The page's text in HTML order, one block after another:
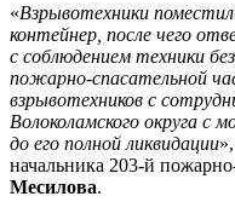
«Взрывотехники
контейнер, после чего
с соблюдением техники
пожарно-спасательной
взрывотехников с
Волоколамского округа с
до его полной ликвидации
начальника 203-й
Месилова.